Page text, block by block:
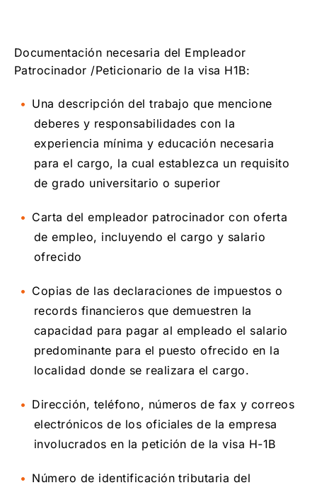
Documentación necesaria del Empleador
Patrocinador /Peticionario de la visa H1B:
Una descripción del trabajo que mencione
deberes y responsabilidades con la
experiencia mínima y educación necesaria
para el cargo, la cual establezca un requisito
de grado universitario o superior
Carta del empleador patrocinador con oferta
de empleo, incluyendo el cargo y salario
ofrecido
Copias de las declaraciones de impuestos o
records financieros que demuestren la
capacidad para pagar al empleado el salario
predominante para el puesto ofrecido en la
localidad donde se realizara el cargo.
Dirección, teléfono, números de fax y correos
electrónicos de los oficiales de la empresa
involucrados en la petición de la visa H-1B
Número de identificación tributaria del